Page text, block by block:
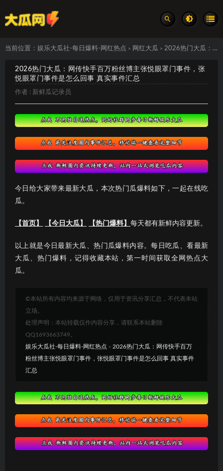
当前位置： 娱乐大瓜社-每日爆料-网红热点 > 网红大瓜 > 2026热门大瓜：网传快手百万粉丝博主张悦眼罩门事件，张悦眼罩门事件是怎么回事 真实事件汇总
2026热门大瓜：网传快手百万粉丝博主张悦眼罩门事件，张
悦眼罩门事件是怎么回事 真实事件汇总
作者 : 新鲜瓜记录员
今日给大家带来最新大瓜，本次热门瓜爆料如下，一起在线吃
瓜。
【首页】 【今日大瓜】 【热门爆料】 每天都有新鲜内容更新。
以上就是今日最新大瓜、热门瓜爆料内容。每日吃瓜、看最新
大瓜、热门爆料，记得收藏本站，第一时间获取全网热点大
瓜。
©本站所有内容均来源于网络，仅用于资讯分享汇总，不代表本站
立场。
处理声明：本站转载仅作内容分享，请联系本站删除
QQ1693663749。
娱乐大瓜社-每日爆料-网红热点 » 2026热门大瓜：网传快手百万
粉丝博主张悦眼罩门事件，张悦眼罩门事件是怎么回事 真实事件
汇总